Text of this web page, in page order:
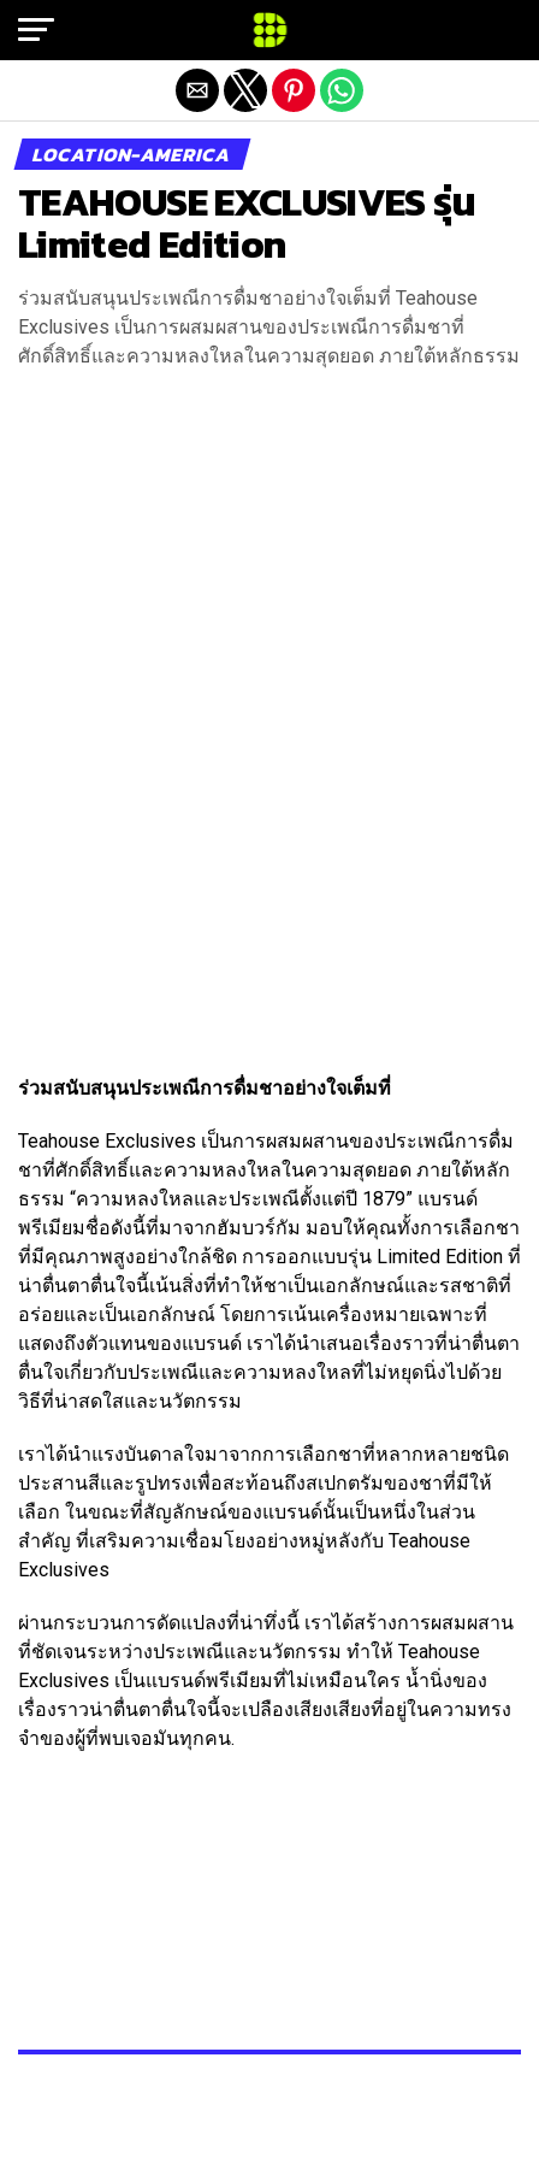
LOCATION-AMERICA
TEAHOUSE EXCLUSIVES รุ่น
Limited Edition
ร่วมสนับสนุนประเพณีการดื่มชาอย่างใจเต็มที่ Teahouse
Exclusives เป็นการผสมผสานของประเพณีการดื่มชาที่
ศักดิ์สิทธิ์และความหลงใหลในความสุดยอด ภายใต้หลักธรรม
ร่วมสนับสนุนประเพณีการดื่มชาอย่างใจเต็มที่
Teahouse Exclusives เป็นการผสมผสานของประเพณีการดื่ม
ชาที่ศักดิ์สิทธิ์และความหลงใหลในความสุดยอด ภายใต้หลัก
ธรรม “ความหลงใหลและประเพณีตั้งแต่ปี 1879” แบรนด์
พรีเมียมชื่อดังนี้ที่มาจากฮัมบวร์กัม มอบให้คุณทั้งการเลือกชา
ที่มีคุณภาพสูงอย่างใกล้ชิด การออกแบบรุ่น Limited Edition ที่
น่าตื่นตาตื่นใจนี้เน้นสิ่งที่ทำให้ชาเป็นเอกลักษณ์และรสชาติที่
อร่อยและเป็นเอกลักษณ์ โดยการเน้นเครื่องหมายเฉพาะที่
แสดงถึงตัวแทนของแบรนด์ เราได้นำเสนอเรื่องราวที่น่าตื่นตา
ตื่นใจเกี่ยวกับประเพณีและความหลงใหลที่ไม่หยุดนิ่งไปด้วย
วิธีที่น่าสดใสและนวัตกรรม
เราได้นำแรงบันดาลใจมาจากการเลือกชาที่หลากหลายชนิด
ประสานสีและรูปทรงเพื่อสะท้อนถึงสเปกตรัมของชาที่มีให้
เลือก ในขณะที่สัญลักษณ์ของแบรนด์นั้นเป็นหนึ่งในส่วน
สำคัญ ที่เสริมความเชื่อมโยงอย่างหมู่หลังกับ Teahouse
Exclusives
ผ่านกระบวนการดัดแปลงที่น่าทึ่งนี้ เราได้สร้างการผสมผสาน
ที่ชัดเจนระหว่างประเพณีและนวัตกรรม ทำให้ Teahouse
Exclusives เป็นแบรนด์พรีเมียมที่ไม่เหมือนใคร น้ำนิ่งของ
เรื่องราวน่าตื่นตาตื่นใจนี้จะเปลืองเสียงเสียงที่อยู่ในความทรง
จำของผู้ที่พบเจอมันทุกคน.
Exit mobile version